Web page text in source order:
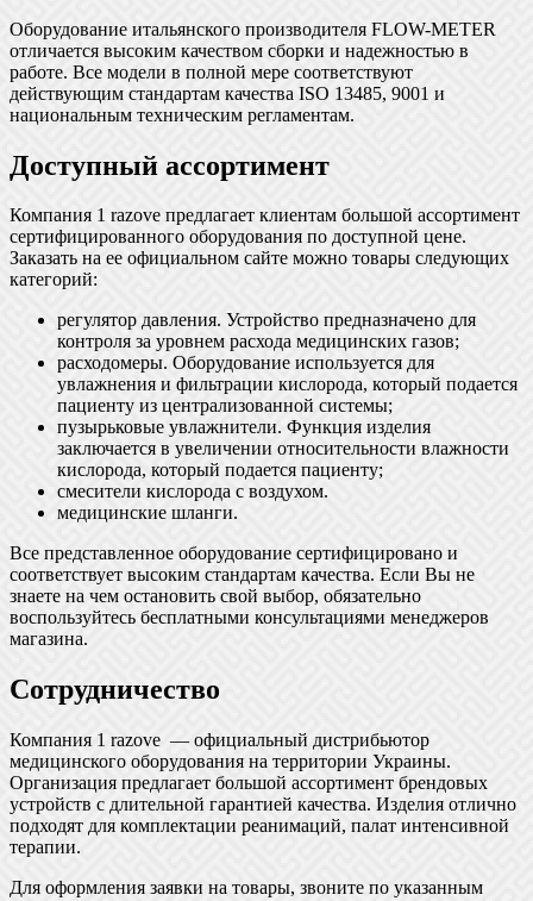
Оборудование итальянского производителя FLOW-METER
отличается высоким качеством сборки и надежностью в
работе. Все модели в полной мере соответствуют
действующим стандартам качества ISO 13485, 9001 и
национальным техническим регламентам.
Доступный ассортимент
Компания 1 razove предлагает клиентам большой ассортимент
сертифицированного оборудования по доступной цене.
Заказать на ее официальном сайте можно товары следующих
категорий:
регулятор давления. Устройство предназначено для
контроля за уровнем расхода медицинских газов;
расходомеры. Оборудование используется для
увлажнения и фильтрации кислорода, который подается
пациенту из централизованной системы;
пузырьковые увлажнители. Функция изделия
заключается в увеличении относительности влажности
кислорода, который подается пациенту;
смесители кислорода с воздухом.
медицинские шланги.
Все представленное оборудование сертифицировано и
соответствует высоким стандартам качества. Если Вы не
знаете на чем остановить свой выбор, обязательно
воспользуйтесь бесплатными консультациями менеджеров
магазина.
Сотрудничество
Компания 1 razove — официальный дистрибьютор
медицинского оборудования на территории Украины.
Организация предлагает большой ассортимент брендовых
устройств с длительной гарантией качества. Изделия отлично
подходят для комплектации реанимаций, палат интенсивной
терапии.
Для оформления заявки на товары, звоните по указанным